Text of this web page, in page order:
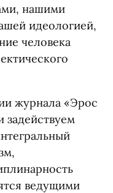
нашими
идеологией,
человека
журнала «Эрос
задействуем
ведущими